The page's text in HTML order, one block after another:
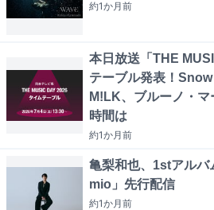
約1か月前
本日放送「THE
テーブル発表！Snow
M!LK、ブルーノ・
時間は
約1か月前
亀梨和也、1stアル
mio」先行配信
約1か月前